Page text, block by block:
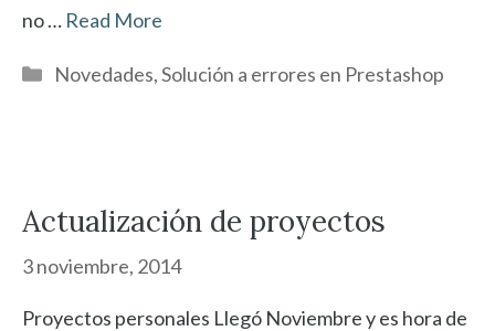
no … Read More
Categorías
Novedades,Solución a errores en Prestashop
Actualización de proyectos
3 noviembre, 2014
Proyectos personales Llegó Noviembre y es hora de